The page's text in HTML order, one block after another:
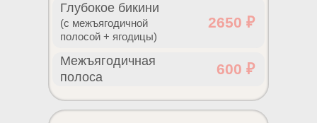
600 ₽
Межъягодичная
полоса
2650 ₽
(с межъягодичной
полосой + ягодицы)
Глубокое бикини